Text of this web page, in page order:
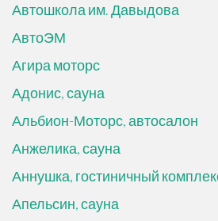
Автошкола им. Давыдова
АвтоЭМ
Агира моторс
Адонис, сауна
Альбион-Моторс, автосалон
Анжелика, сауна
Аннушка, гостиничный
Апельсин, сауна